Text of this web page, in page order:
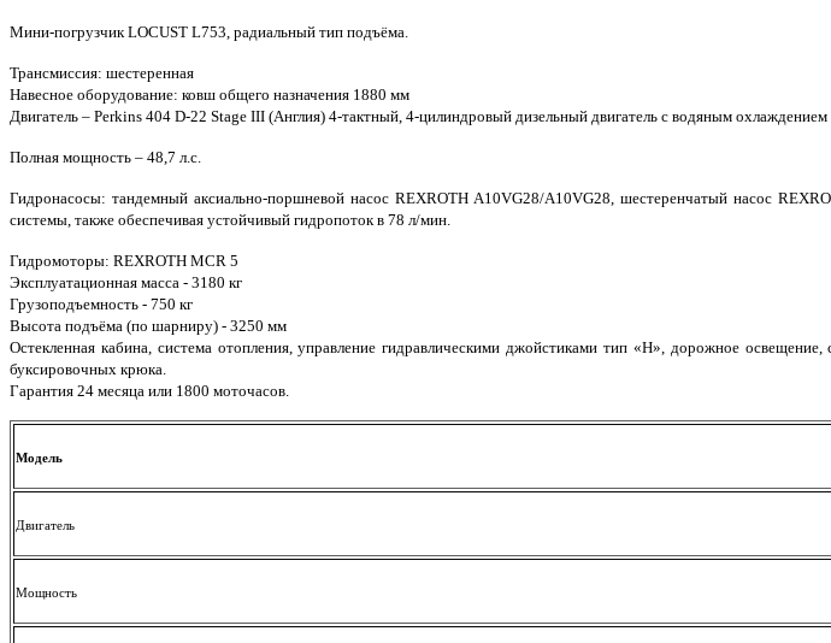
Мини-погрузчик LOCUST L753, радиальный тип подъёма.
Трансмиссия: шестеренная
Навесное оборудование: ковш общего назначения 1880 мм
Двигатель – Perkins 404 D-22 Stage III (Англия) 4-тактный, 4-цилиндровый дизельный двигатель с водяным охлаждением
Полная мощность – 48,7 л.с.
Гидронасосы: тандемный аксиально-поршневой насос REXROTH A10VG28/A10VG28, шестеренчатый насос
системы, также обеспечивая устойчивый гидропоток в 78 л/мин.
Гидромоторы: REXROTH MCR 5
Эксплуатационная масса - 3180 кг
Грузоподъемность - 750 кг
Высота подъёма (по шарниру) - 3250 мм
Остекленная кабина, система отопления, управление гидравлическими джойстиками тип «Н», дорожное
буксировочных крюка.
Гарантия 24 месяца или 1800 моточасов.
Модель
Двигатель
Мощность